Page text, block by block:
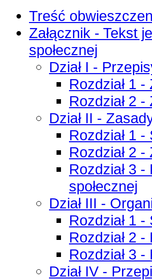
Treść
Załącznik - Tekst
społecznej
Dział I -
Rozdział 1
Rozdział 2
Dział II -
Rozdział 1
Rozdział 2
Rozdział 3
społecznej
Dział III -
Rozdział 1
Rozdział 2
Rozdział 3
Dział IV -